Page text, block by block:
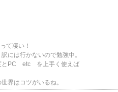
て凄い！
には行かないので勉強中。
とPC etc を上手く使えば
界はコツがいるね。